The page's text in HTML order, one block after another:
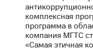
комплексная
программа в
компания МГТС
«Самая этичная